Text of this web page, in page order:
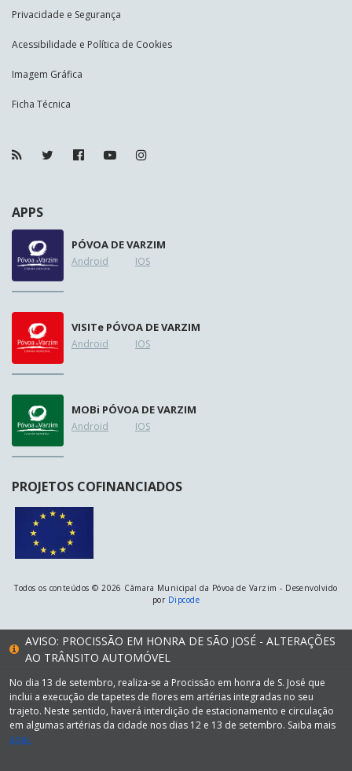
Privacidade e Segurança
Acessibilidade e Política de Cookies
Imagem Gráfica
Ficha Técnica
APPS
PÓVOA DE VARZIM
Android IOS
VISITe PÓVOA DE VARZIM
Android IOS
MOBi PÓVOA DE VARZIM
Android IOS
PROJETOS COFINANCIADOS
Todos os conteúdos © 2026 Câmara Municipal da Póvoa de Varzim - Desenvolvido
por Dipcode
AVISO: PROCISSÃO EM HONRA DE SÃO JOSÉ - ALTERAÇÕES
AO TRÂNSITO AUTOMÓVEL
No dia 13 de setembro, realiza-se a Procissão em honra de S. José que
inclui a execução de tapetes de flores em artérias integradas no seu
trajeto. Neste sentido, haverá interdição de estacionamento e circulação
em algumas artérias da cidade nos dias 12 e 13 de setembro. Saiba mais
aqui.